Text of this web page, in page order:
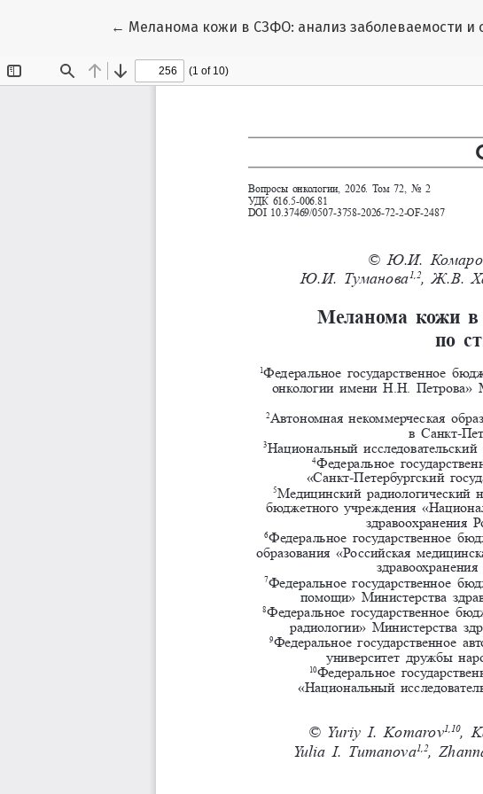
← Вернуться к Подробностям о статье
Меланома кожи в СЗФО: анализ заболеваемости и